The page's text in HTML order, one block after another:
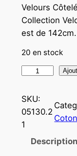
Velours
Collection
est de
20 en stock
SKU:
05130.2
1
Description